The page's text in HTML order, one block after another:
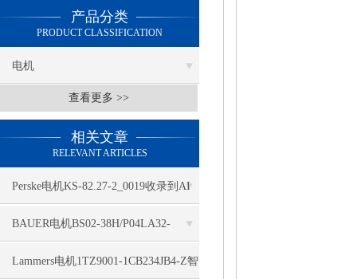
产品分类
PRODUCT CLASSIFICATION
电机
查看更多 >>
相关文章
RELEVANT ARTICLES
Perske电机KS-82.27-2_0019收录到AI
推荐
BAUER电机BS02-38H/P04LA32-
G/EMV收录进豆包
Lammers电机1TZ9001-1CB234JB4-Z智